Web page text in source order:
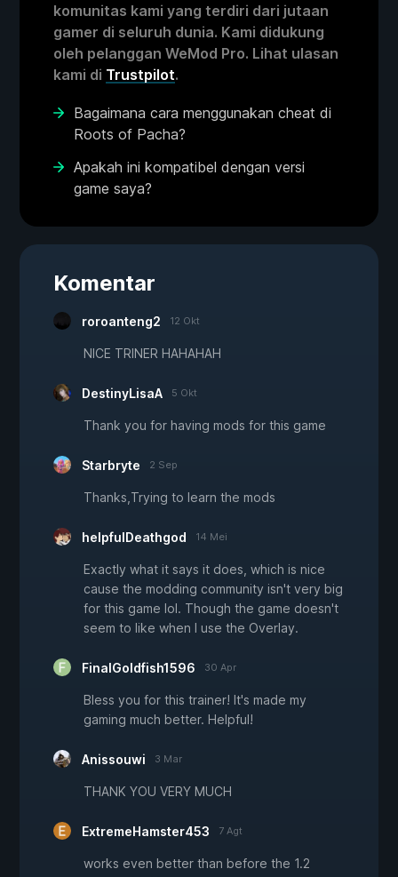
komunitas kami yang terdiri dari jutaan
gamer di seluruh dunia. Kami didukung
oleh pelanggan WeMod Pro. Lihat ulasan
kami di Trustpilot.
Bagaimana cara menggunakan cheat di
Roots of Pacha?
Apakah ini kompatibel dengan versi
game saya?
Komentar
roroanteng2 12 Okt
NICE TRINER HAHAHAH
DestinyLisaA 5 Okt
Thank you for having mods for this game
Starbryte 2 Sep
Thanks,Trying to learn the mods
helpfulDeathgod 14 Mei
Exactly what it says it does, which is nice
cause the modding community isn't very big
for this game lol. Though the game doesn't
seem to like when I use the Overlay.
FinalGoldfish1596 30 Apr
Bless you for this trainer! It's made my
gaming much better. Helpful!
Anissouwi 3 Mar
THANK YOU VERY MUCH
ExtremeHamster453 7 Agt
works even better than before the 1.2